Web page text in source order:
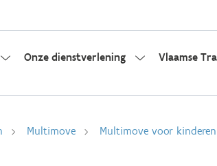
Onze dienstverlening Vlaamse
Multimove Multimove voor kinderen